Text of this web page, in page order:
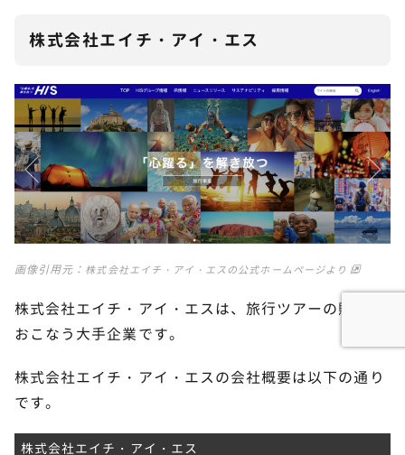
株式会社エイチ・アイ・エス
画像引用元： 株式会社エイチ・アイ・エスの公式ホームページより
株式会社エイチ・アイ・エスは、旅行ツアーの販売を
おこなう大手企業です。
株式会社エイチ・アイ・エスの会社概要は以下の通り
です。
株式会社エイチ・アイ・エス